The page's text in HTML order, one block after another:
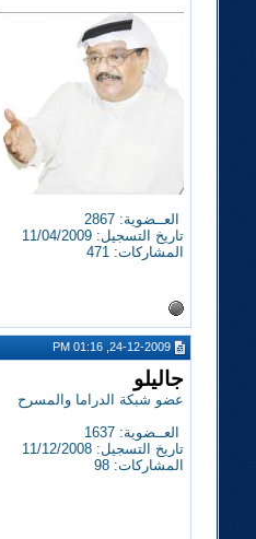
العــضوية: 2867
تاريخ التسجيل: 11/04/2009
المشاركات: 471
24-12-2009, 01:16 PM
جاليلو
عضو شبكة الدراما والمسرح
العــضوية: 1637
تاريخ التسجيل: 11/12/2008
المشاركات: 98